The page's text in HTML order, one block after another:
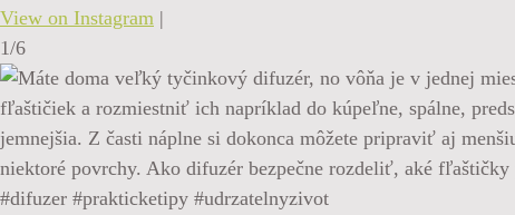
View on Instagram |
1/6